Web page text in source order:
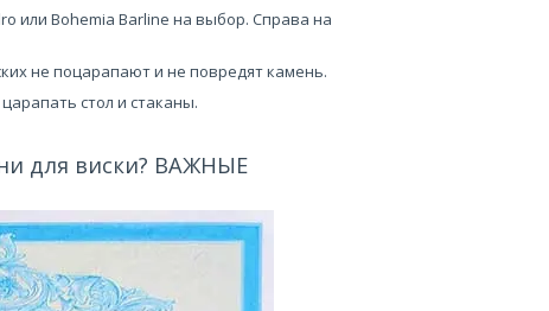
или Bohemia Barline на выбор. Справа на
не поцарапают и не повредят камень.
стол и стаканы.
для виски? ВАЖНЫЕ